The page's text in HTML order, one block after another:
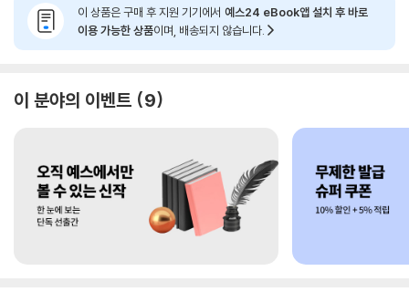
이 상품은 구매 후 지원 기기에서 예스24 eBook앱 설치 후 바로
이용 가능한 상품이며, 배송되지 않습니다.
이 분야의 이벤트 9